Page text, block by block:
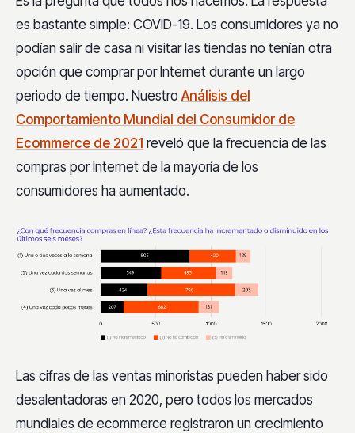
es bastante simple: COVID-19. Los consumidores ya no
podían salir de casa ni visitar las tiendas no tenían otra
opción que comprar por Internet durante un largo
periodo de tiempo. Nuestro Análisis del
Comportamiento Mundial del Consumidor de
Ecommerce de 2021 reveló que la frecuencia de las
compras por Internet de la mayoría de los
consumidores ha aumentado.
Las cifras de las ventas minoristas pueden haber sido
desalentadoras en 2020, pero todos los mercados
mundiales de ecommerce registraron un crecimiento